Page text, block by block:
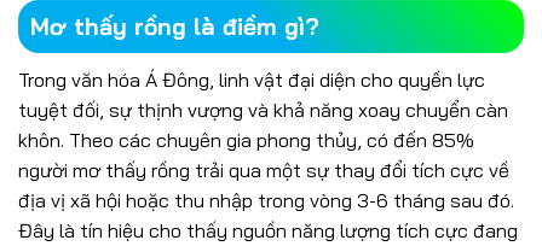
Mơ thấy rồng là điềm gì?
Trong văn hóa Á Đông, linh vật đại diện cho quyền lực
tuyệt đối, sự thịnh vượng và khả năng xoay chuyển càn
khôn. Theo các chuyên gia phong thủy, có đến 85%
người mơ thấy rồng trải qua một sự thay đổi tích cực về
địa vị xã hội hoặc thu nhập trong vòng 3-6 tháng sau đó.
Đây là tín hiệu cho thấy nguồn năng lượng tích cực đang